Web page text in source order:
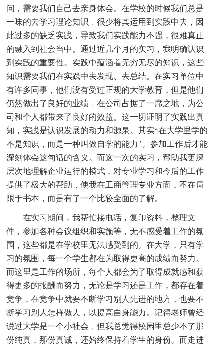
问，需要我们自己去亲身体会。在学校的时候我们总是
一味的去学习理论知识，很少将其运用到实践中去，因
此过多的缺乏实践，导致我们实践能力不强，很难真正
的融入到社会当中。通过近几个月的实习，我明确认识
到实践的重要性。实践中蕴涵着无穷无尽的知识，这些
知识需要我们在实践中去发现、去总结。在实习单位中
有许多同事，他们没有受过正规的大学教育，但是他们
仍然做出了良好的业绩，在公司占据了一席之地，为公
司和个人都带来了良好的效益。这一切证明了实践出真
知，实践是认识发展的动力和源泉。其实“在大学里学的
不是知识，而是一种叫做自学的能力”。参加工作后才能
深刻体会这句话的含义。而这一次的实习，帮助我更深
层次地理解企业运行的模式，对专业学习和今后的工作
提供了极大的帮助，使我在工商管理专业方面，不在局
限于书本，而是有了一个比较全面的了解。
在实习期间，我帮忙接电话，复印资料，整理文
件，参加各种会议组织和实施等，无不感受着工作的氛
围，这些都是在学校里无法感受到的。在大学，只有学
习的氛围，每一个学生都在为取得更高的成绩而努力。
而这里是工作的场所，每个人都会为了取得成就感和获
得更多的报酬而努力，无论是学习还是工作，都存在着
竞争，在竞争中就要不断学习别人先进的地方，也要不
断学习别人怎样做人，以提高自身能力。记得老师曾经
说过大学是一个小社会，但我总觉得校园里总少不了那
份纯真，那份真诚，还始终保持着学生的身份。而走进